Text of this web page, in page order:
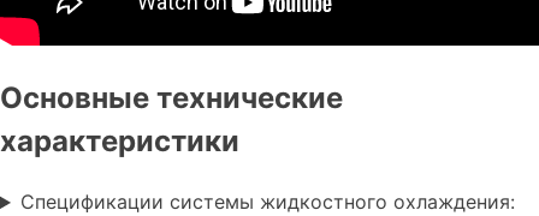
Основные технические
характеристики
Спецификации системы жидкостного охлаждения: